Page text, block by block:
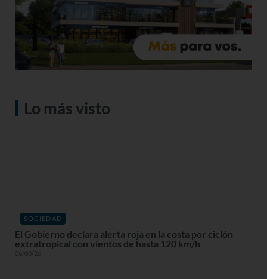
Lo más visto
SOCIEDAD
El Gobierno declara alerta roja en la costa por ciclón
extratropical con vientos de hasta 120 km/h
06/08/26